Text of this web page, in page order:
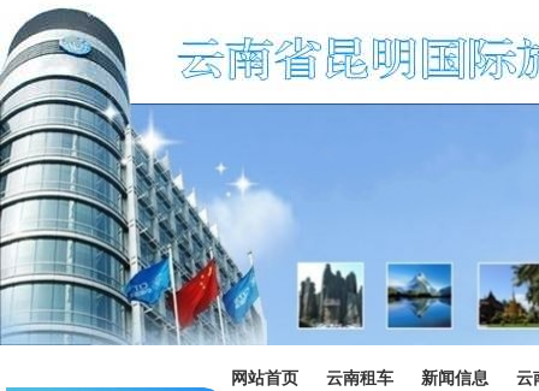
网站首页 云南租车 新闻信息 云